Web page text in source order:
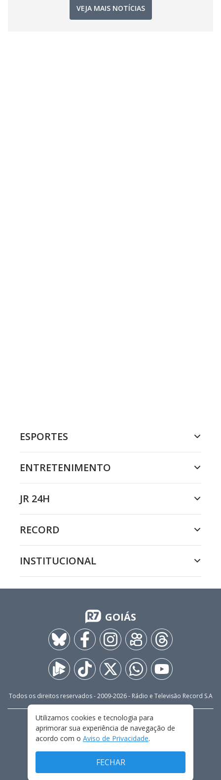
VEJA MAIS NOTÍCIAS
ESPORTES
ENTRETENIMENTO
JR 24H
RECORD
INSTITUCIONAL
GOIÁS
Todos os direitos reservados - 2009-2026- Rádio e Televisão Record S.A
FALE CONOSCO
PRIVACIDADE
TERMOS E CONDIÇÕES DE USO
Utilizamos cookies e tecnologia para
aprimorar sua experiência de navegação de
acordo com o Aviso de Privacidade.
FECHAR